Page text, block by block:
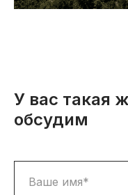
У вас такая
обсудим